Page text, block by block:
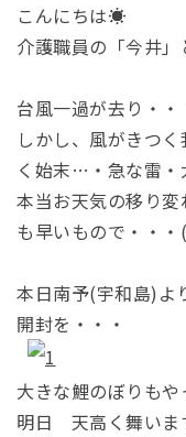
こんにちは☀
介護職員の「今井」
台風一過が去り・
しかし、風がきつ
く始末…・急な雷・
本当お天気の移り
も早いもので・・・
本日南予(宇和島)よ
開封を・・・
大きな鯉のぼりもや
明日 天高く舞い